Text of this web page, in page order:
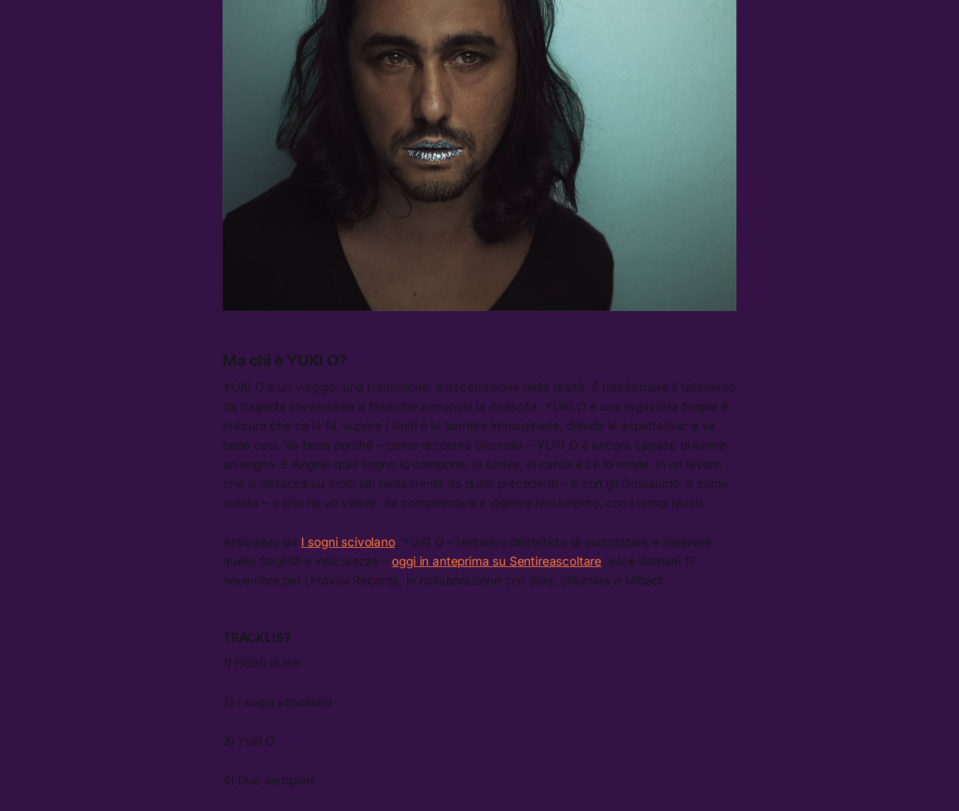
Ma chi è YUKI O?
YUKI O è un viaggio, una transizione, è accettazione della realtà. È trasformare il fallimento
da tragedia irreversibile a fase che annuncia la rinascita. YUKI O è una ragazzina fragile e
insicura che ce la fa, supera i limiti e le barriere immaginarie, delude le aspettative: e va
bene così. Va bene perché – come racconta Sicurella – YUKI O è ancora capace di avere
un sogno. E Angelo quel sogno lo compone, lo scrive, lo canta e ce lo rende, in un lavoro
che si distacca su molti lati nettamente da quelli precedenti – e con gli Omosumo, e come
solista – e che ha un valore, da comprendere e digerire lentamente, con i tempi giusti.
Anticipato da I sogni scivolano, YUKI O – tentativo dell’artista di esorcizzare e risolvere
quelle fragilità e insicurezze – oggi in anteprima su Sentireascoltare , esce domani 17
novembre per Urtovox Records, in collaborazione con Siae, Sillumina e Mibact.
TRACKLIST
1) Fidati di me
2) I sogni scivolano
3) Yuki O
4) Due aeroplani